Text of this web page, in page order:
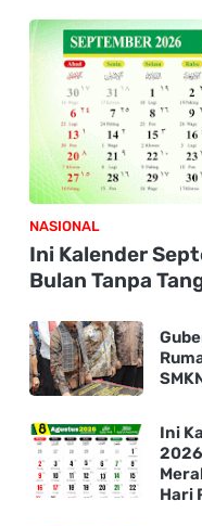
NASIONAL
Ini Kalender
Bulan Tanpa
Ini
Hari